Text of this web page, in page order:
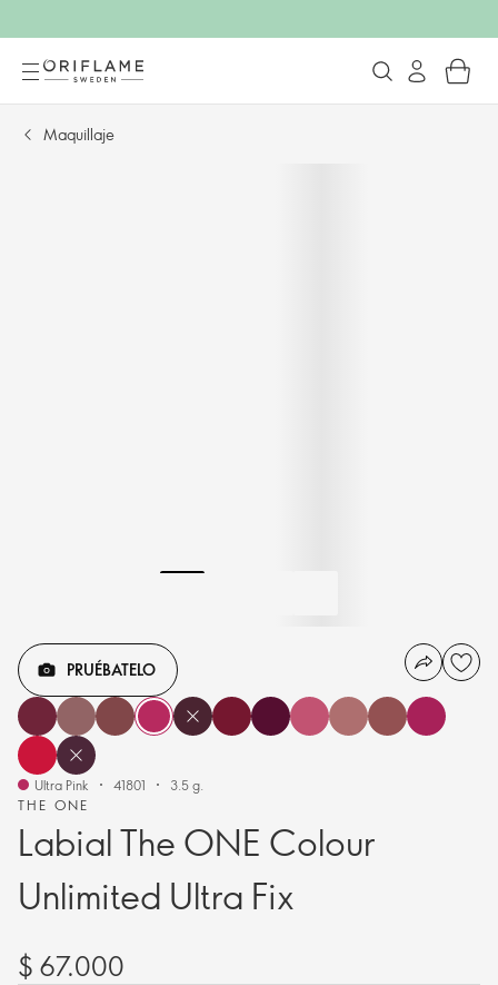
Maquillaje
THE ONE
Labial The ONE Colour
Unlimited Ultra Fix
PRUÉBATELO
Ultra Pink 41801 3.5 g.
$ 67.000